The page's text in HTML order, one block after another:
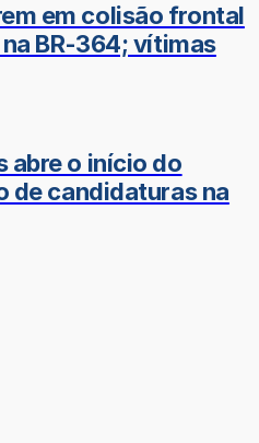
em colisão frontal
BR-364; vítimas
abre o início do
de candidaturas na